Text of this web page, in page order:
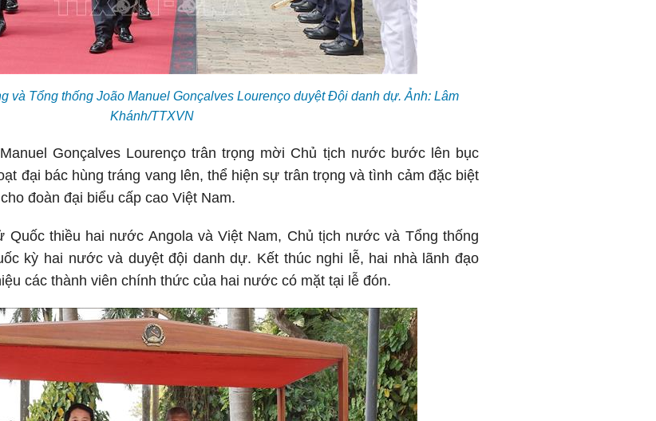
và Tổng thống João Manuel Gonçalves Lourenço duyệt Đội danh dự. Ảnh: Lâm
Khánh/TTXVN
Gonçalves Lourenço trân trọng mời Chủ tịch nước bước lên bục
đại bác hùng tráng vang lên, thể hiện sự trân trọng và tình cảm đặc biệt
đoàn đại biểu cấp cao Việt Nam.
Quốc thiều hai nước Angola và Việt Nam, Chủ tịch nước và Tổng thống
kỳ hai nước và duyệt đội danh dự. Kết thúc nghi lễ, hai nhà lãnh đạo
các thành viên chính thức của hai nước có mặt tại lễ đón.